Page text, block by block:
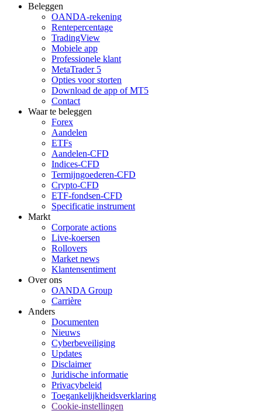
Beleggen
OANDA-rekening
Rentepercentage
TradingView
Mobiele app
Professionele klant
MetaTrader 5
Opties voor storten
Download de app of MT5
Contact
Waar te beleggen
Forex
Aandelen
ETFs
Aandelen-CFD
Indices-CFD
Termijngoederen-CFD
Crypto-CFD
ETF-fondsen-CFD
Specificatie instrument
Markt
Corporate actions
Live-koersen
Rollovers
Market news
Klantensentiment
Over ons
OANDA Group
Carrière
Anders
Documenten
Nieuws
Cyberbeveiliging
Updates
Disclaimer
Juridische informatie
Privacybeleid
Toegankelijkheidsverklaring
Cookie-instellingen